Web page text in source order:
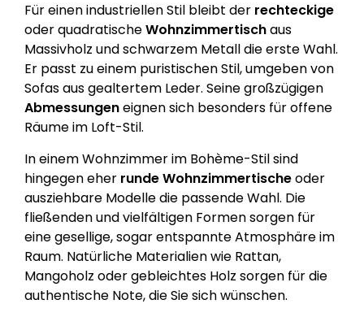
Für einen industriellen Stil bleibt der rechteckige
oder quadratischeWohnzimmertischaus
Massivholz und schwarzem Metall die erste Wahl.
Er passt zu einem puristischen Stil, umgeben von
Sofas aus gealtertem Leder. Seine großzügigen
Abmessungeneignen sich besonders für offene
Räume im Loft-Stil.
In einem Wohnzimmer im Bohème-Stil sind
hingegen eher runde Wohnzimmertischeoder
ausziehbare Modelle die passende Wahl. Die
fließenden und vielfältigen Formen sorgen für
eine gesellige, sogar entspannte Atmosphäre im
Raum. Natürliche Materialien wie Rattan,
Mangoholz oder gebleichtes Holz sorgen für die
authentische Note, die Sie sich wünschen.